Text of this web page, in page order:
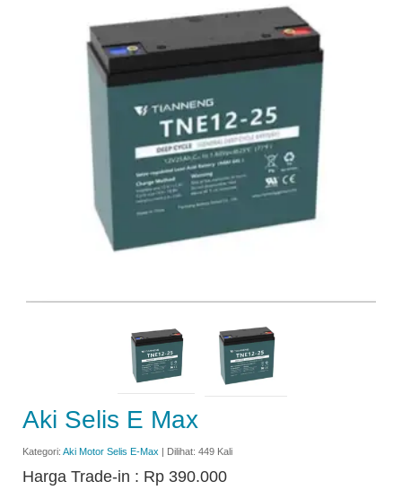
Aki Selis E Max
Kategori: Aki Motor Selis E-Max | Dilihat: 449 Kali
Harga Trade-in : Rp 390.000